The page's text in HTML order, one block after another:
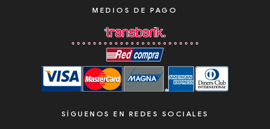
MEDIOS DE PAGO
SÍGUENOS EN REDES SOCIALES